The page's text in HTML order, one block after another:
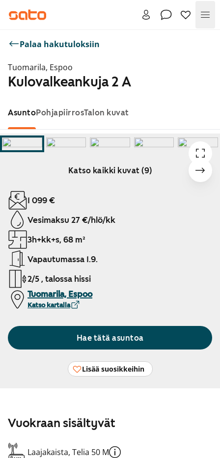
Palaa hakutuloksiin
Tuomarila, Espoo
Kulovalkeankuja 2 A
AsuntoPohjapiirrosTalon kuvat
Katso kaikki kuvat (9)
Näytetään dia 1 / 9
1 099 €
Vesimaksu 27 €/hlö/kk
3h+kk+s, 68 m²
Vapautumassa 1.9.
2/5 , talossa hissi
Tuomarila, Espoo
Katso kartalla
Hae tätä asuntoa
Lisää suosikkeihin
Vuokraan sisältyvät
Laajakaista, Telia 50 M